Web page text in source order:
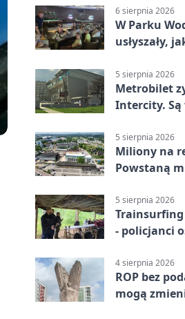
6 sierpnia 2026
W Parku
usłyszały,
5 sierpnia 2026
Metrobilet
Intercity. Są
5 sierpnia 2026
Miliony na
Powstaną
5 sierpnia 2026
- policjanci
4 sierpnia 2026
ROP bez
mogą